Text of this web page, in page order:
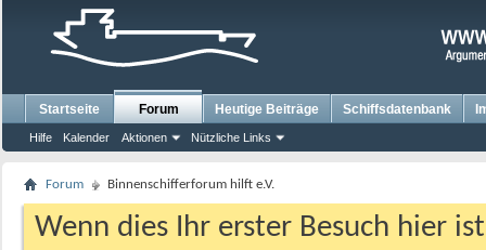
Startseite Forum
Hilfe Kalender Aktionen Nützliche Links
Heutige Beiträge Schiffsdatenbank
Forum Binnenschifferforum hilft e.V.
Wenn dies Ihr erster Besuch hier